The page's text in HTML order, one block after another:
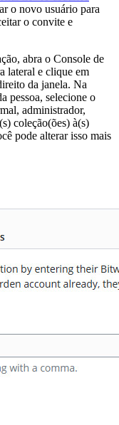
o novo usuário para
o convite e
abra o Console de
lateral e clique em
da janela. Na
pessoa, selecione o
administrador,
coleção(ões) à(s)
pode alterar isso mais